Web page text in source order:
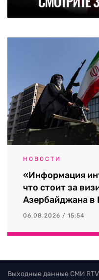
НОВОСТИ
«Информация
что стоит за
Азербайджана в
06.08.2026 / 15:54
Выходные данные СМИ